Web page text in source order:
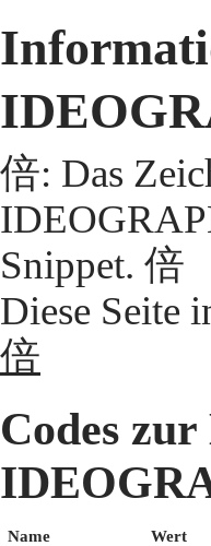
倍: Das
Snippet. 倍
Diese Seite
倍
Codes
Name
Wert